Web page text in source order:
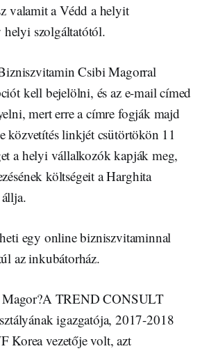
valamit a Védd a helyit
helyi szolgáltatótól.
Csibi Magorral
kell bejelölni, és az e-mail címed
mert erre a címre fogják majd
közvetítés linkjét csütörtökön 11
a helyi vállalkozók kapják meg,
költségeit a Harghita
egy online bizniszvitaminnal
az inkubátorház.
Magor?A TREND CONSULT
igazgatója, 2017-2018
Korea vezetője volt, azt